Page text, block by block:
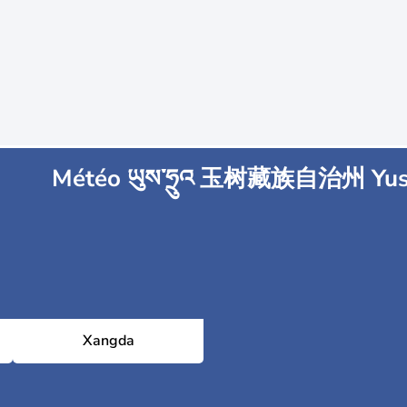
Météo ཡུས་ཧྲུའ 玉树藏族自治州
Xangda